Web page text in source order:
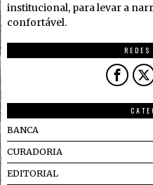
institucional, para levar a
confortável.
BANCA
CURADORIA
EDITORIAL